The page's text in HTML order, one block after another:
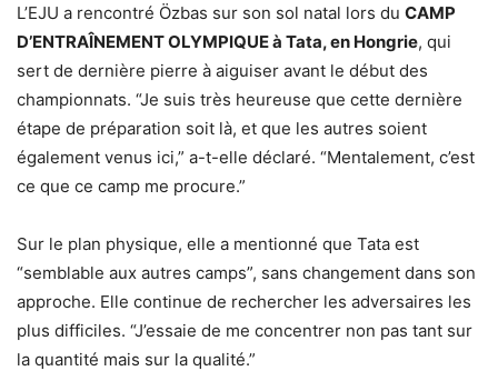
L’EJU a rencontré Özbas sur son sol natal lors du CAMP
D’ENTRAÎNEMENT OLYMPIQUE à Tata, en Hongrie, qui
sert de dernière pierre à aiguiser avant le début des
championnats. “Je suis très heureuse que cette dernière
étape de préparation soit là, et que les autres soient
également venus ici,” a-t-elle déclaré. “Mentalement, c’est
ce que ce camp me procure.”
Sur le plan physique, elle a mentionné que Tata est
“semblable aux autres camps”, sans changement dans son
approche. Elle continue de rechercher les adversaires les
plus difficiles. “J’essaie de me concentrer non pas tant sur
la quantité mais sur la qualité.”